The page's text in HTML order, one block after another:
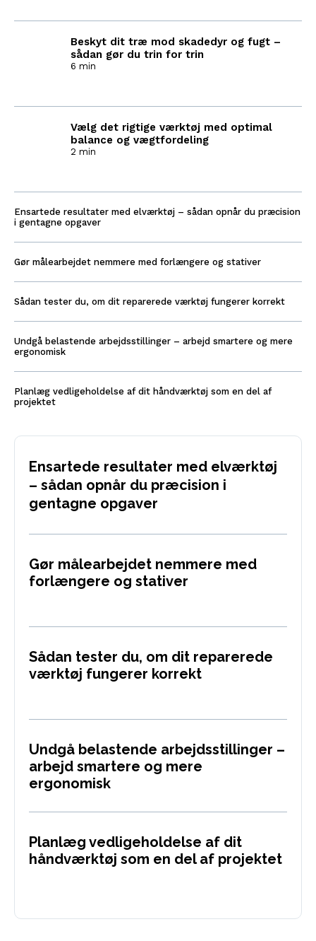
Beskyt dit træ mod skadedyr og fugt –
sådan gør du trin for trin
6 min
Vælg det rigtige værktøj med optimal
balance og vægtfordeling
2 min
Ensartede resultater med elværktøj – sådan opnår du præcision
i gentagne opgaver
Gør målearbejdet nemmere med forlængere og stativer
Sådan tester du, om dit reparerede værktøj fungerer korrekt
Undgå belastende arbejdsstillinger – arbejd smartere og mere
ergonomisk
Planlæg vedligeholdelse af dit håndværktøj som en del af
projektet
Ensartede resultater med elværktøj
– sådan opnår du præcision i
gentagne opgaver
Gør målearbejdet nemmere med
forlængere og stativer
Sådan tester du, om dit reparerede
værktøj fungerer korrekt
Undgå belastende arbejdsstillinger –
arbejd smartere og mere
ergonomisk
Planlæg vedligeholdelse af dit
håndværktøj som en del af projektet